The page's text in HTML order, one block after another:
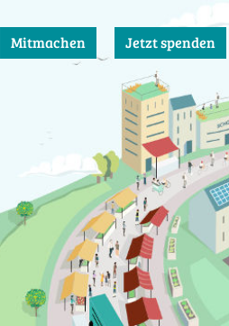
Mitmachen Jetzt spenden